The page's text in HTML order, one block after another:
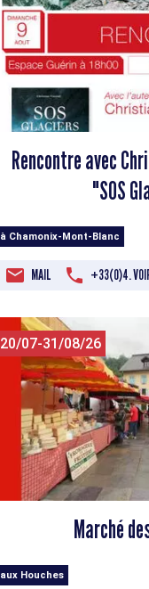
Rencontre avec
"SOS
à Chamonix-Mont-Blanc
MAIL +33(0)4.
20/07-31/08/26
Marché
aux Houches